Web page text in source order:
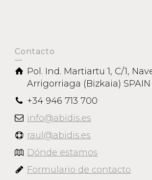
Contacto
Pol. Ind. Martiartu 1, C/1,
Arrigorriaga (Bizkaia) SPAIN
+34 946 713 700
info@abidis.es
raul@abidis.es
Dónde estamos
Formulario de contacto